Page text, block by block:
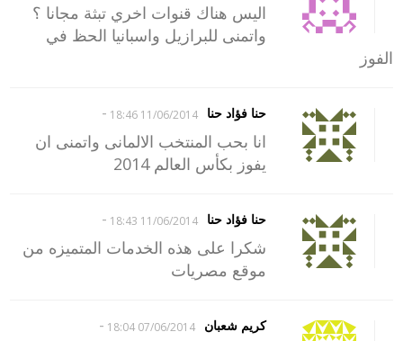
اليس هناك قنوات اخري تبثة مجانا ؟
واتمنى للبرازيل واسبانيا الحظ في
الفوز
حنا فؤاد حنا 11/06/2014 18:46
-
انا بحب المنتخب الالمانى واتمنى ان
يفوز بكأس العالم 2014
حنا فؤاد حنا 11/06/2014 18:43
-
شكرا على هذه الخدمات المتميزه من
موقع مصريات
كريم شعبان 07/06/2014 18:04
-